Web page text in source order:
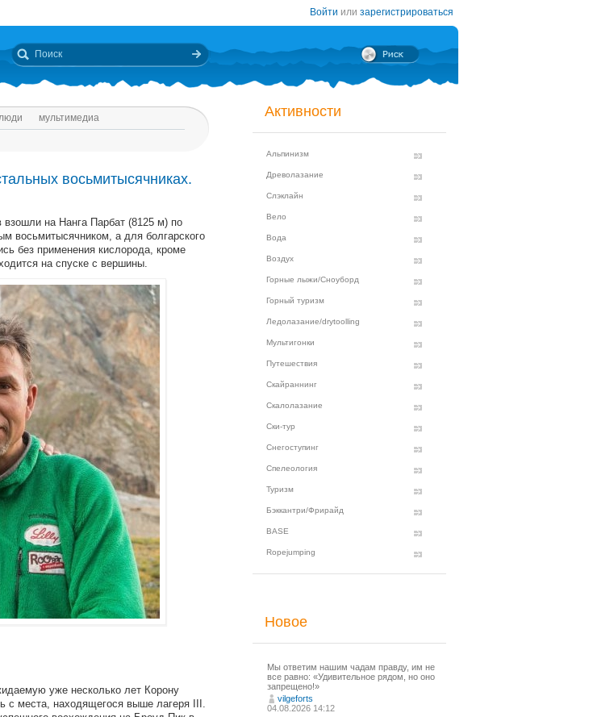
Войти или зарегистрироваться
мультимедиа
восьмитысячниках.
на Нанга Парбат (8125 м) по
восьмитысячником, а для болгарского
без применения кислорода, кроме
на спуске с вершины.
уже несколько лет Корону
с места, находящегося выше лагеря III.
Активности
Альпинизм
Древолазание
Слэклайн
Вело
Вода
Воздух
Горные лыжи/Сноуборд
Горный туризм
Ледолазание/drytoolling
Мультигонки
Путешествия
Скайраннинг
Скалолазание
Ски-тур
Снегоступинг
Спелеология
Туризм
Бэккантри/Фрирайд
BASE
Ropejumping
Новое
Мы ответим нашим чадам правду, им не
все равно: «Удивительное рядом, но оно
запрещено!»
vilgeforts
04.08.2026 14:12